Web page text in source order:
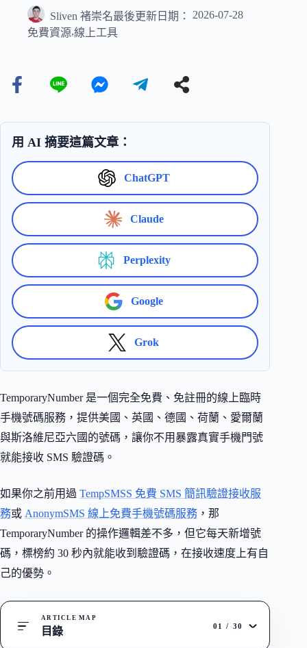
Sliven 褚崇名最後更新日期：
2026-07-28
免費資源,線上工具
用 AI 摘要這篇文章：
ChatGPT
Claude
Perplexity
Google
Grok
TemporaryNumber 是一個完全免費、免註冊的線上臨時
手機號碼服務，提供美國、英國、德國、荷蘭、愛爾蘭
與斯洛維尼亞六國的號碼，讓你不用暴露真實手機門號
就能接收 SMS 驗證碼。
如果你之前用過 TempSMSS 免費 SMS 簡訊驗證接收服
務或 AnonymSMS 線上免費手機號碼服務 ，那
TemporaryNumber 的操作邏輯差不多，但它每天新增號
碼，標榜約 30 秒內就能收到驗證碼，在接收速度上有自
己的優勢。
ARTICLE MAP
目錄 01 / 30